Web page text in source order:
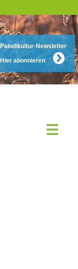
Paludikultur-Newsletter
Hier abonnieren